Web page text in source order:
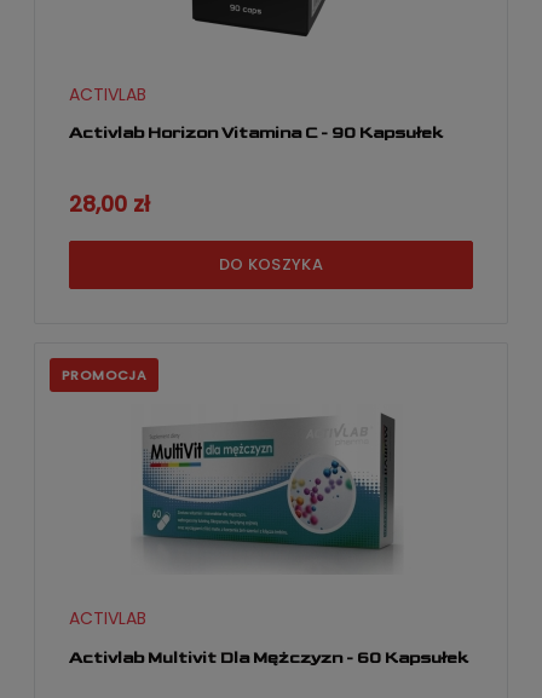
Activlab Horizon Vitamina C - 90 Kapsułek
ACTIVLAB
28,00 zł
DO KOSZYKA
Activlab Multivit Dla Mężczyzn - 60 Kapsułek
ACTIVLAB
PROMOCJA